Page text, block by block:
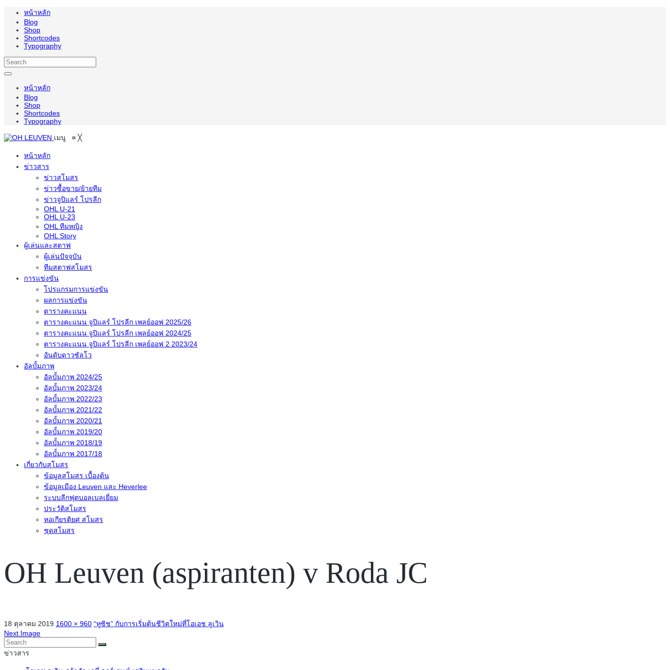
หน้าหลัก
Blog
Shop
Shortcodes
Typography
หน้าหลัก
Blog
Shop
Shortcodes
Typography
เมนู ≡ ╳
หน้าหลัก
ข่าวสาร
ข่าวสโมสร
ข่าวซื้อขาย/ย้ายทีม
ข่าวจูปิแลร์ โปรลีก
OHL U-21
OHL U-23
OHL ทีมหญิง
OHL Story
ผู้เล่นและสตาฟ
ผู้เล่นปัจจุบัน
ทีมสตาฟสโมสร
การแข่งขัน
โปรแกรมการแข่งขัน
ผลการแข่งขัน
ตารางคะแนน
ตารางคะแนน จูปิแลร์ โปรลีก เพลย์ออฟ 2025/26
ตารางคะแนน จูปิแลร์ โปรลีก เพลย์ออฟ 2024/25
ตารางคะแนน จูปิแลร์ โปรลีก เพลย์ออฟ 2 2023/24
อันดับดาวซัลโว
อัลบั้มภาพ
อัลบั้มภาพ 2024/25
อัลบั้มภาพ 2023/24
อัลบั้มภาพ 2022/23
อัลบั้มภาพ 2021/22
อัลบั้มภาพ 2020/21
อัลบั้มภาพ 2019/20
อัลบั้มภาพ 2018/19
อัลบั้มภาพ 2017/18
เกี่ยวกับสโมสร
ข้อมูลสโมสร เบื้องต้น
ข้อมูลเมือง Leuven และ Heverlee
ระบบลีกฟุตบอลเบลเยี่ยม
ประวัติสโมสร
หอเกียรติยศ สโมสร
ชุดสโมสร
OH Leuven (aspiranten) v Roda JC
18 ตุลาคม 2019 1600 × 960 “ทูซิช” กับการเริ่มต้นชีวิตใหม่ที่โอเอช ลูเวิน
Next Image
ข่าวสาร